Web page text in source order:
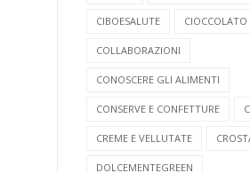
CIBOESALUTE CIOCCOLATO
COLLABORAZIONI
CONOSCERE GLI ALIMENTI
CONSERVE E CONFETTURE
CREME E VELLUTATE
DOLCEMENTEGREEN